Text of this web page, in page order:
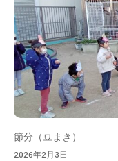
節分（豆まき）
2026年2月3日